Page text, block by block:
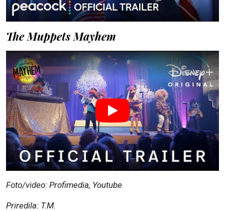
The Muppets Mayhem
Foto/video: Profimedia, Youtube
Priredila: T.M.